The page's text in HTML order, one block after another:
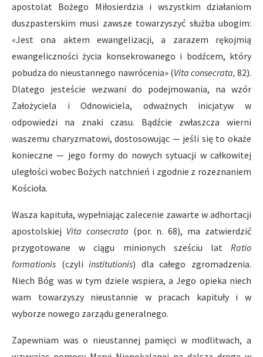
apostolat Bożego Miłosierdzia i wszystkim działaniom
duszpasterskim musi zawsze towarzyszyć służba ubogim:
«Jest ona aktem ewangelizacji, a zarazem rękojmią
ewangeliczności życia konsekrowanego i bodźcem, który
pobudza do nieustannego nawrócenia» (Vita consecrata, 82).
Dlatego jesteście wezwani do podejmowania, na wzór
Założyciela i Odnowiciela, odważnych inicjatyw w
odpowiedzi na znaki czasu. Bądźcie zwłaszcza wierni
waszemu charyzmatowi, dostosowując — jeśli się to okaże
konieczne — jego formy do nowych sytuacji w całkowitej
uległości wobec Bożych natchnień i zgodnie z rozeznaniem
Kościoła.
Wasza kapituła, wypełniając zalecenie zawarte w adhortacji
apostolskiej Vita consecrata (por. n. 68), ma zatwierdzić
przygotowane w ciągu minionych sześciu lat Ratio
formationis (czyliinstitutionis) dla całego zgromadzenia.
Niech Bóg was w tym dziele wspiera, a Jego opieka niech
wam towarzyszy nieustannie w pracach kapituły i w
wyborze nowego zarządu generalnego.
Zapewniam was o nieustannej pamięci w modlitwach, a